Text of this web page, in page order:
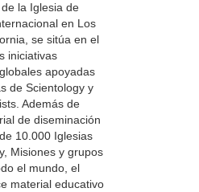
la Iglesia de
en Los
se sitúa en el
iniciativas
apoyadas
de Scientology y
Además de
de diseminación
10.000 Iglesias
Misiones y grupos
el mundo, el
material educativo